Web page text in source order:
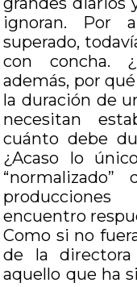
ignoran. Por
superado,
con concha.
además, por
la duración de
necesitan
cuánto debe
¿Acaso lo
encuentro
Como si no
de la
aquello que ha